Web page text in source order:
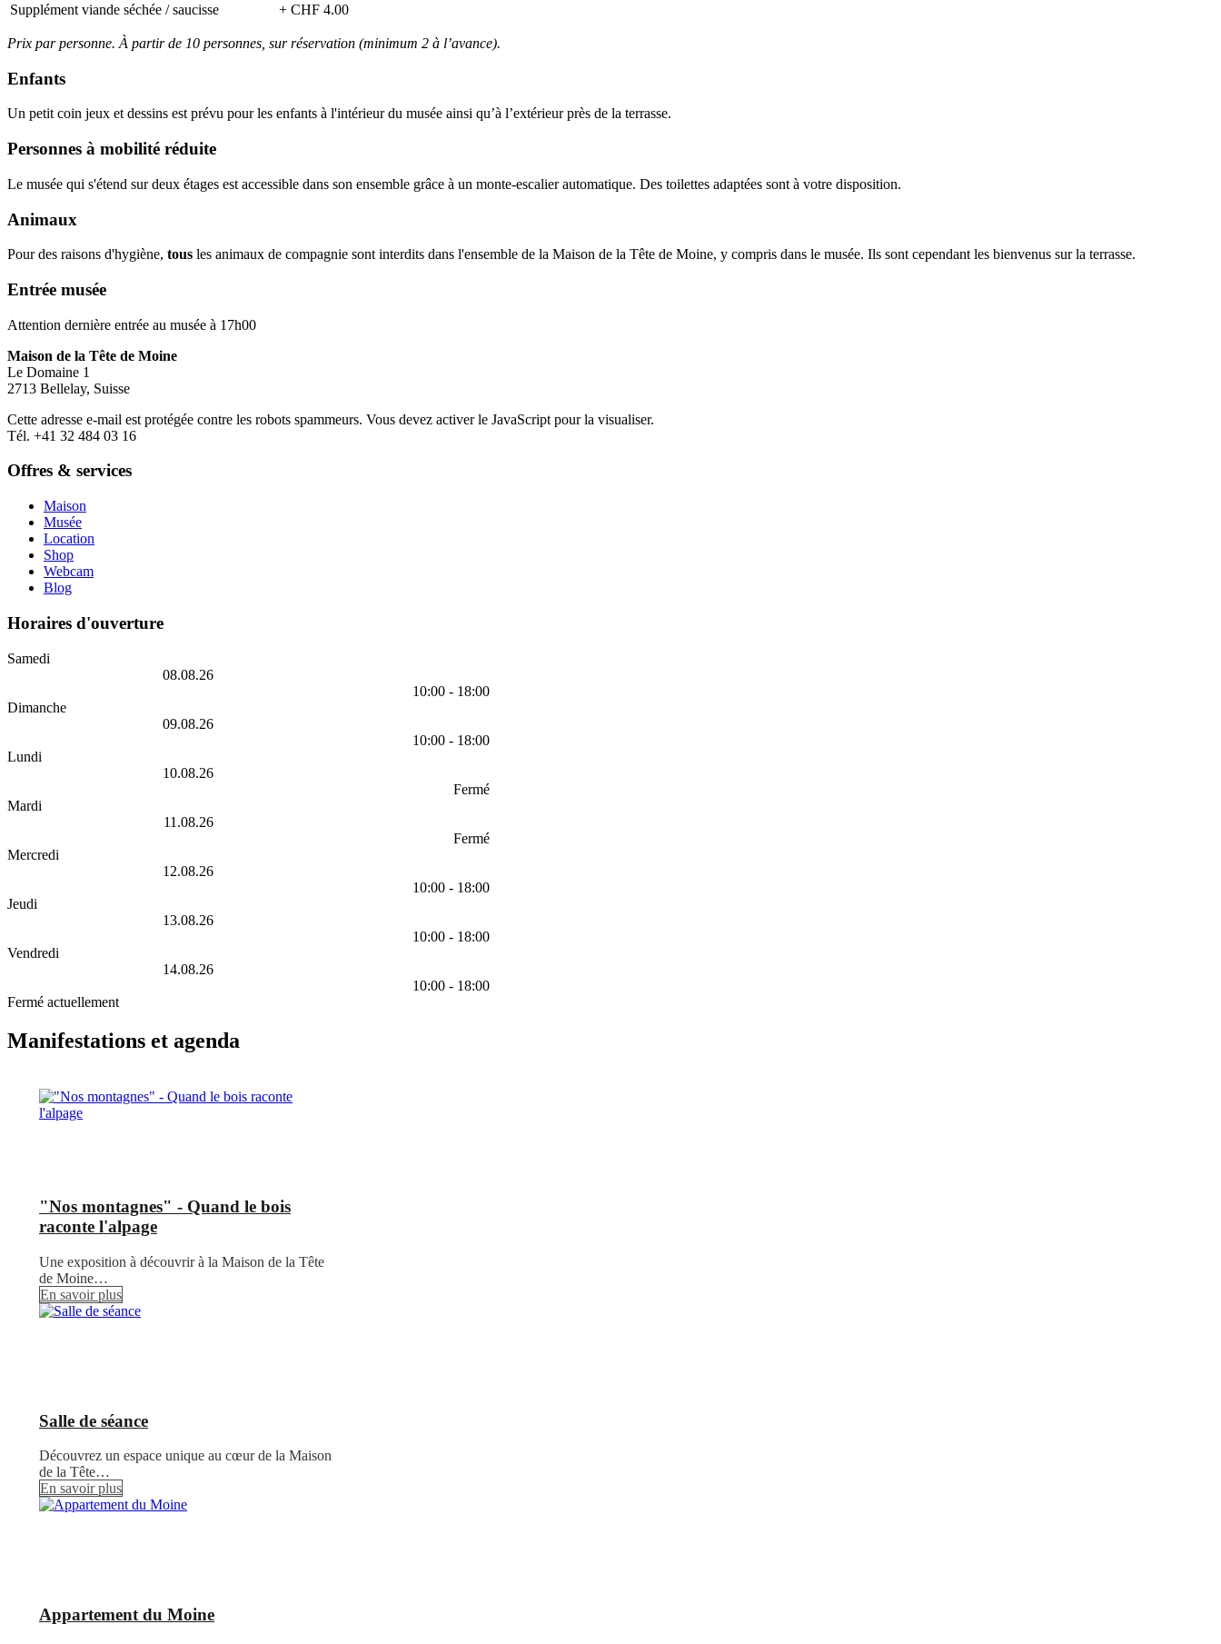
Supplément viande séchée / saucisse
+ CHF 4.00
Prix par personne. À partir de 10 personnes, sur réservation (minimum 2 à l’avance).
Enfants
Un petit coin jeux et dessins est prévu pour les enfants à l'intérieur du musée ainsi qu’à l’extérieur près de la terrasse.
Personnes à mobilité réduite
Le musée qui s'étend sur deux étages est accessible dans son ensemble grâce à un monte-escalier automatique. Des toilettes adaptées sont à votre disposition.
Animaux
Pour des raisons d'hygiène, tous les animaux de compagnie sont interdits dans l'ensemble de la Maison de la Tête de Moine, y compris dans le musée. Ils sont cependant les bienvenus sur la terrasse.
Entrée musée
Attention dernière entrée au musée à 17h00
Maison de la Tête de Moine
Le Domaine 1
2713 Bellelay, Suisse
Cette adresse e-mail est protégée contre les robots spammeurs. Vous devez activer le JavaScript pour la visualiser.
Tél. +41 32 484 03 16
Offres & services
Maison
Musée
Location
Shop
Webcam
Blog
Horaires d'ouverture
Samedi
08.08.26
10:00 - 18:00
Dimanche
09.08.26
10:00 - 18:00
Lundi
10.08.26
Fermé
Mardi
11.08.26
Fermé
Mercredi
12.08.26
10:00 - 18:00
Jeudi
13.08.26
10:00 - 18:00
Vendredi
14.08.26
10:00 - 18:00
Fermé actuellement
Manifestations et agenda
"Nos montagnes" - Quand le bois
raconte l'alpage
Une exposition à découvrir à la Maison de la Tête
de Moine…
En savoir plus
Salle de séance
Découvrez un espace unique au cœur de la Maison
de la Tête…
En savoir plus
Appartement du Moine